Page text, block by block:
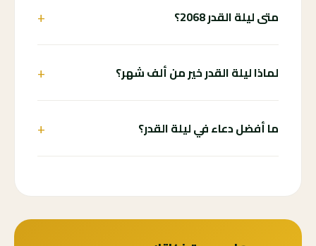
متى ليلة القدر 2068؟ +
لماذا ليلة القدر خير من ألف شهر؟ +
ما أفضل دعاء في ليلة القدر؟ +